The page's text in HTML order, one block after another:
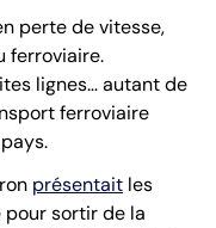
perte de vitesse,
ferroviaire.
lignes… autant de
ferroviaire
présentait les
sortir de la